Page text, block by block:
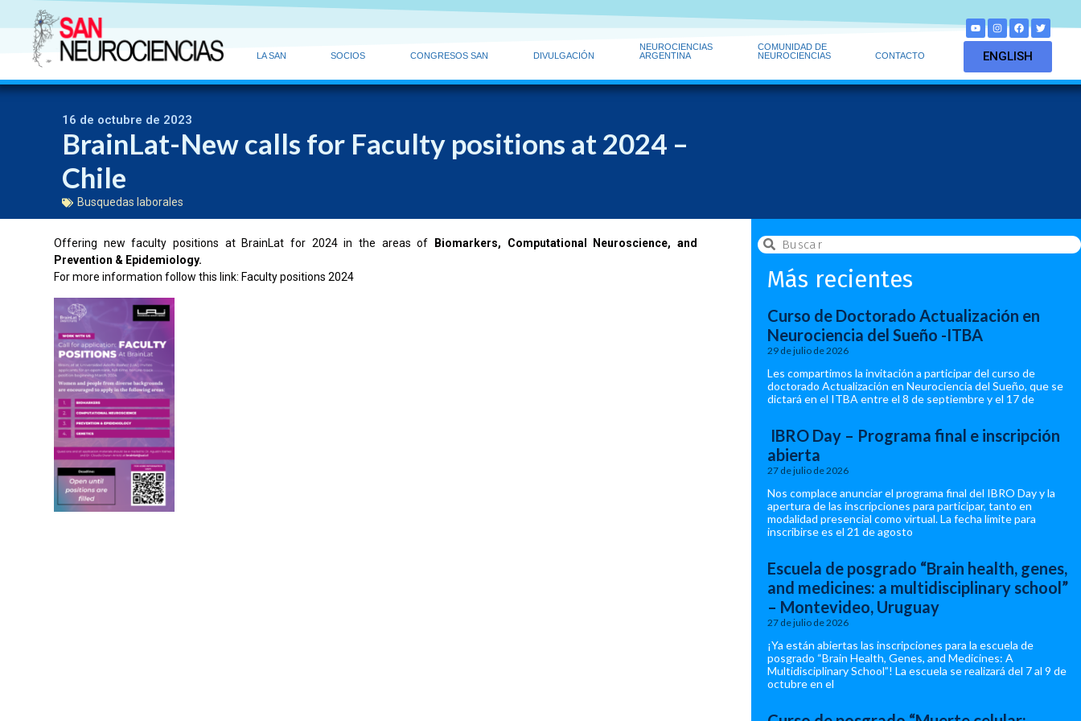
LA SAN SOCIOS CONGRESOS SAN DIVULGACIÓN
NEUROCIENCIAS
ARGENTINA
COMUNIDAD DE
NEUROCIENCIAS
CONTACTO ENGLISH
16 de octubre de 2023
BrainLat-New calls for Faculty positions at 2024 –
Chile
Busquedas laborales
Offering new faculty positions at BrainLat for 2024 in the areas of
Biomarkers, Computational Neuroscience, and
Prevention & Epidemiology.
For more information follow this link: Faculty positions 2024 Más recientes
Curso de Doctorado Actualización en
Neurociencia del Sueño -ITBA
29 de julio de 2026
Les compartimos la invitación a participar del curso de
doctorado Actualización en Neurociencia del Sueño, que se
dictará en el ITBA entre el 8 de septiembre y el 17 de
IBRO Day – Programa final e inscripción
abierta
27 de julio de 2026
Nos complace anunciar el programa final del IBRO Day y la
apertura de las inscripciones para participar, tanto en
modalidad presencial como virtual. La fecha límite para
inscribirse es el 21 de agosto
Escuela de posgrado “Brain health, genes,
and medicines: a multidisciplinary school”
– Montevideo, Uruguay
27 de julio de 2026
¡Ya están abiertas las inscripciones para la escuela de
posgrado “Brain Health, Genes, and Medicines: A
Multidisciplinary School”! La escuela se realizará del 7 al 9 de
octubre en el